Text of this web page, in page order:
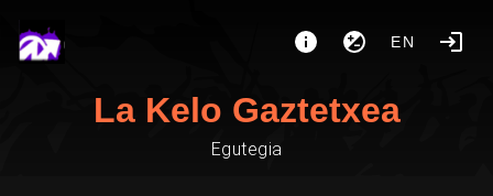
EN
La Kelo Gaztetxea
Egutegia